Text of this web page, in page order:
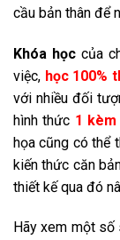
cầu bản thân để
Khóa họccủa
việc, học 100%
với nhiều đối
hình thức 1 kèm
họa cũng có thể
kiến thức căn
thiết kế qua đó
Hãy xem một